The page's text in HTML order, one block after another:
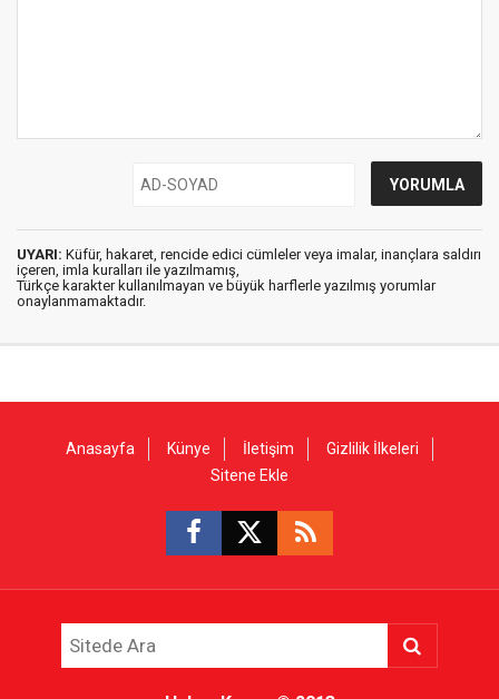
UYARI: Küfür, hakaret, rencide edici cümleler veya imalar, inançlara saldırı
içeren, imla kuralları ile yazılmamış,
Türkçe karakter kullanılmayan ve büyük harflerle yazılmış yorumlar
onaylanmamaktadır.
Anasayfa Künye İletişim
Gizlilik İlkeleri
Sitene Ekle